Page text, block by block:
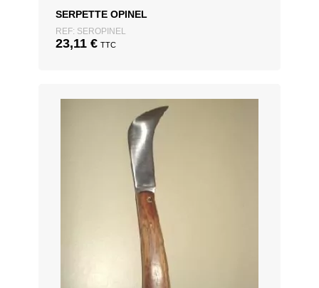
SERPETTE OPINEL
REF: SEROPINEL
23,11 € TTC